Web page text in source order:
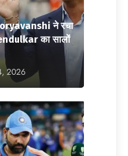
ने रचा
का सालों
2026